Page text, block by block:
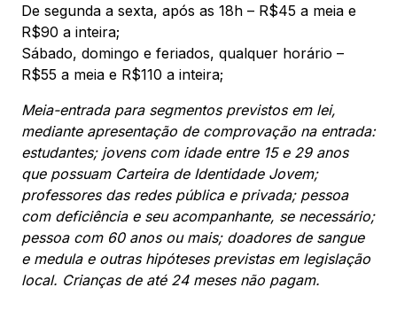
De segunda a sexta, após as 18h – R$45 a meia e
R$90 a inteira;
Sábado, domingo e feriados, qualquer horário –
R$55 a meia e R$110 a inteira;
Meia-entrada para segmentos previstos em lei,
mediante apresentação de comprovação na entrada:
estudantes; jovens com idade entre 15 e 29 anos
que possuam Carteira de Identidade Jovem;
professores das redes pública e privada; pessoa
com deficiência e seu acompanhante, se necessário;
pessoa com 60 anos ou mais; doadores de sangue
e medula e outras hipóteses previstas em legislação
local. Crianças de até 24 meses não pagam.